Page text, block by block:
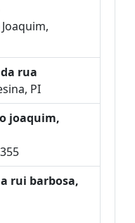
rua
PI
joaquim,
rui barbosa,